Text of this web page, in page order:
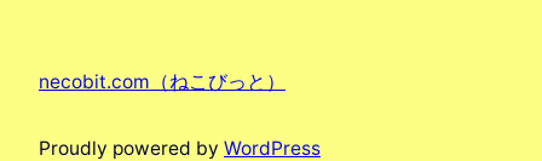
necobit.com（ねこびっと）
Proudly powered by WordPress